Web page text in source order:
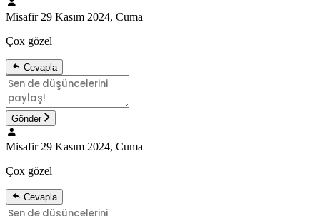
Misafir 29 Kasım 2024, Cuma
Çox gözel
Cevapla
Gönder
Misafir 29 Kasım 2024, Cuma
Çox gözel
Cevapla